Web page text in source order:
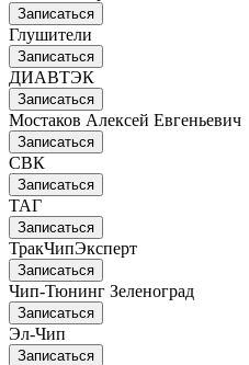
Записаться
Глушители
Записаться
ДИАВТЭК
Записаться
Мостаков Алексей Евгеньевич
Записаться
СВК
Записаться
ТАГ
Записаться
ТракЧипЭксперт
Записаться
Чип-Тюнинг Зеленоград
Записаться
Эл-Чип
Записаться